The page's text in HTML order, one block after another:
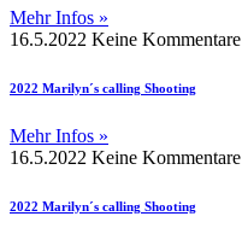
Mehr Infos »
16.5.2022 Keine Kommentare
2022 Marilyn´s calling Shooting
Mehr Infos »
16.5.2022 Keine Kommentare
2022 Marilyn´s calling Shooting